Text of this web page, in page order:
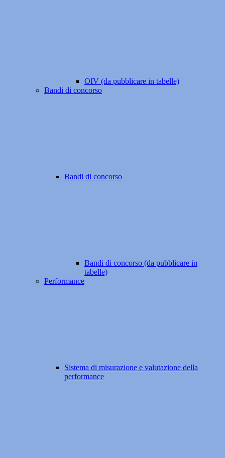
OIV (da pubblicare in tabelle)
Bandi di concorso
Bandi di concorso
Bandi di concorso (da pubblicare in
tabelle)
Performance
Sistema di misurazione e valutazione della
performance